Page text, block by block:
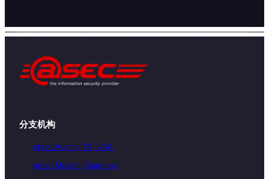
分支机构
atsec Austin, TX, USA
atsec Munich, Germany